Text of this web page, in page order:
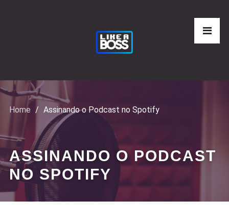
Home Assinando o Podcast no Spotify
ASSINANDO O PODCAST
NO SPOTIFY